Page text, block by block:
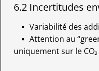
6.2 Incertitudes
Variabilité des
Attention au
uniquement sur le CO₂